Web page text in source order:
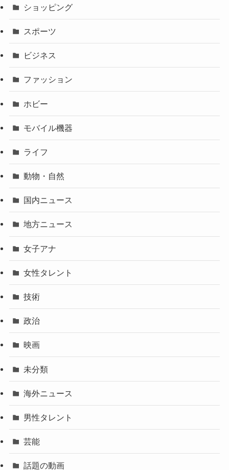
ショッピング
スポーツ
ビジネス
ファッション
ホビー
モバイル機器
ライフ
動物・自然
国内ニュース
地方ニュース
女子アナ
女性タレント
技術
政治
映画
未分類
海外ニュース
男性タレント
芸能
話題の動画